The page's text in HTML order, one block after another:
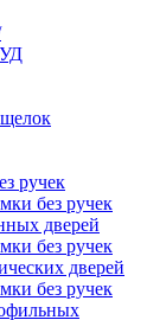
ручек
без ручек
дверей
без ручек
дверей
без ручек